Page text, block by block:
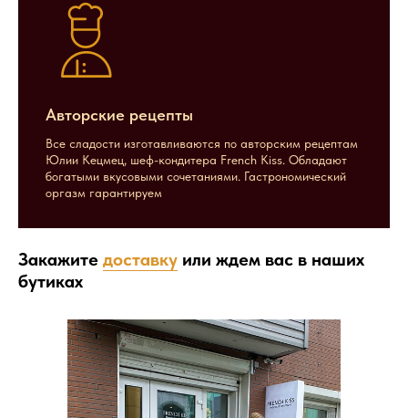
Авторские рецепты
Все сладости изготавливаются по авторским рецептам
Юлии Кецмец, шеф-кондитера French Kiss. Обладают
богатыми вкусовыми сочетаниями. Гастрономический
оргазм гарантируем
Закажите доставку или ждем вас в наших
бутиках